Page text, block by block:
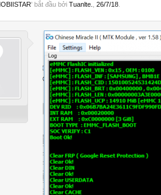
' bắt đầu bởi Tuanlte. 26/7/18